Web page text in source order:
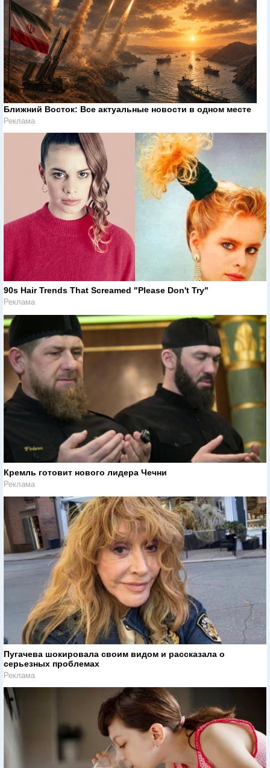
Ближний Восток: Все актуальные новости в одном месте
Реклама
90s Hair Trends That Screamed "Please Don't Try"
Реклама
Кремль готовит нового лидера Чечни
Реклама
Пугачева шокировала своим видом и рассказала о
серьезных проблемах
Реклама